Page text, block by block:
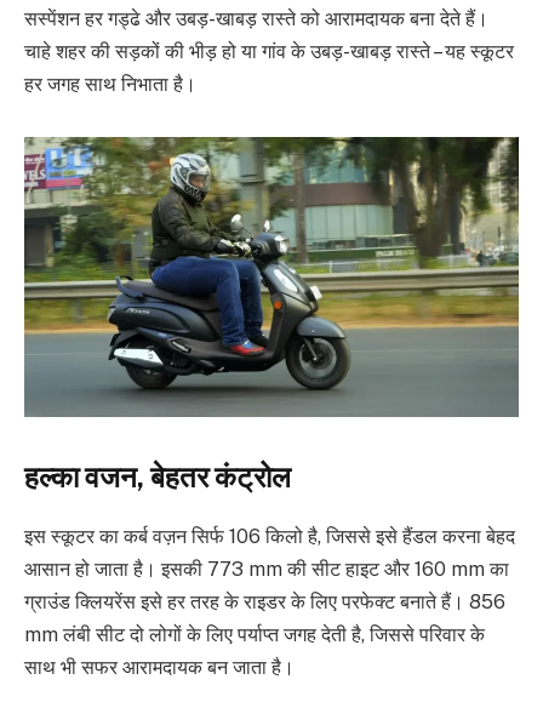
सस्पेंशन हर गड्ढे और उबड़-खाबड़ रास्ते को आरामदायक बना देते हैं।
चाहे शहर की सड़कों की भीड़ हो या गांव के उबड़-खाबड़ रास्ते – यह स्कूटर
हर जगह साथ निभाता है।
हल्का वजन, बेहतर कंट्रोल
इस स्कूटर का कर्ब वज़न सिर्फ 106 किलो है, जिससे इसे हैंडल करना बेहद
आसान हो जाता है। इसकी 773 mm की सीट हाइट और 160 mm का
ग्राउंड क्लियरेंस इसे हर तरह के राइडर के लिए परफेक्ट बनाते हैं। 856
mm लंबी सीट दो लोगों के लिए पर्याप्त जगह देती है, जिससे परिवार के
साथ भी सफर आरामदायक बन जाता है।